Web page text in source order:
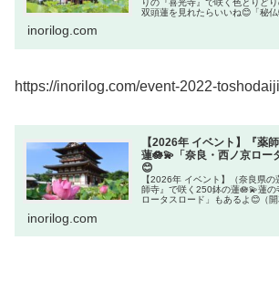
りの『喜光寺』で咲く色とりど
双頭蓮を見れたらいいね😊「秘仏
inorilog.com
https://inorilog.com/event-2022-
【2026年 イベント】『薬
蓮🪷💫「奈良・西ノ京ロー
😊
【2026年 イベント】（奈良県
師寺』で咲く250鉢の蓮🪷💫蓮
ロータスロード」もあるよ😊（
inorilog.com